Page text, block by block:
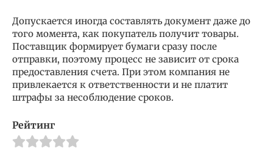
Допускается иногда составлять документ даже до
того момента, как покупатель получит товары.
Поставщик формирует бумаги сразу после
отправки, поэтому процесс не зависит от срока
предоставления счета. При этом компания не
привлекается к ответственности и не платит
штрафы за несоблюдение сроков.
Рейтинг